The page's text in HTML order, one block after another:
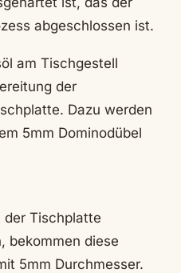
abgeschlossen ist.
am Tischgestell
der
Dazu werden
5mm Dominodübel
der Tischplatte
bekommen diese
5mm Durchmesser.